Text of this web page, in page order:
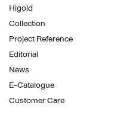
Higold
Collection
Project Reference
Editorial
News
E-Catalogue
Customer Care